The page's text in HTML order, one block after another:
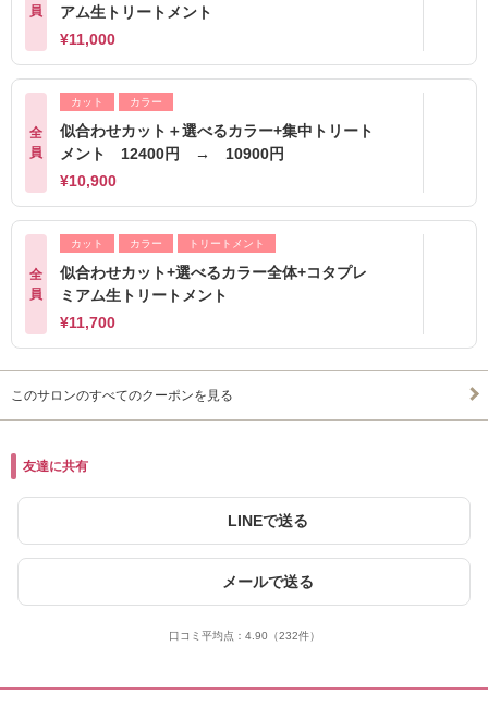
員
アム生トリートメント
¥11,000
全
員
カット カラー
似合わせカット＋選べるカラー+集中トリート
メント 12400円 → 10900円
¥10,900
全
員
カット カラー トリートメント
似合わせカット+選べるカラー全体+コタプレ
ミアム生トリートメント
¥11,700
このサロンのすべてのクーポンを見る
友達に共有
LINEで送る
メールで送る
口コミ平均点： 4.90 （232件）